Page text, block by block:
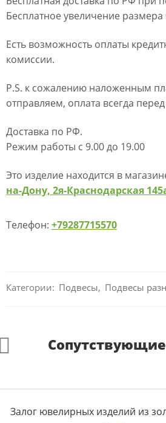
Бесплатное увеличение размера
Есть возможность оплаты
комиссии.
P.S. к сожалению наложенным
отправляем, оплата всегда
Доставка по РФ.
Режим работы с 9.00 до 19.00
Это изделие находится в
на-Дону, 2я-Краснодарская
Телефон: +79287715570
Категории: Подвесы, Подвесы
Залог ювелирных изделий из